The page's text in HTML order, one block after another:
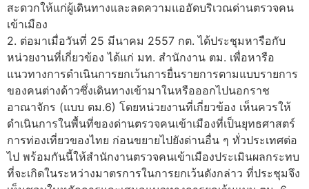
สะดวกให้แก่ผู้เดินทางและลดความแออัดบริเวณด่านตรวจคน
เข้าเมือง
2. ต่อมาเมื่อวันที่ 25 มีนาคม 2557 กต. ได้ประชุมหารือกับ
หน่วยงานที่เกี่ยวข้อง ได้แก่ มท. สำนักงาน ตม. เพื่อหารือ
แนวทางการดำเนินการยกเว้นการยื่นรายการตามแบบรายการ
ของคนต่างด้าวซึ่งเดินทางเข้ามาในหรือออกไปนอกราช
อาณาจักร (แบบ ตม.6) โดยหน่วยงานที่เกี่ยวข้อง เห็นควรให้
ดำเนินการในพื้นที่ของด่านตรวจคนเข้าเมืองที่เป็นยุทธศาสตร์
การท่องเที่ยวของไทย ก่อนขยายไปยังด่านอื่น ๆ ทั่วประเทศต่อ
ไป พร้อมกันนี้ให้สำนักงานตรวจคนเข้าเมืองประเมินผลกระทบ
ที่จะเกิดในระหว่างมาตรการในการยกเว้นดังกล่าว ที่ประชุมจึง